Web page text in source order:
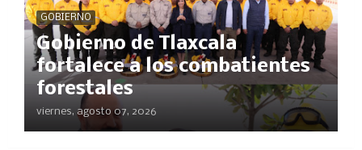
GOBIERNO
Gobierno de Tlaxcala
fortalece a los combatientes
forestales
viernes, agosto 07, 2026